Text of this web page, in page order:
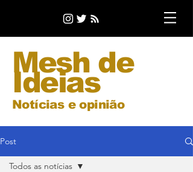
Mesh de
Ideias
Notícias e opinião
Post
Todos as notícias